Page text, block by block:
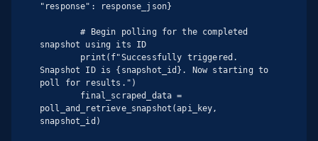
"response": response_json}
        # Begin polling for the completed
snapshot using its ID
Snapshot ID is {snapshot_id}. Now starting to
poll for results.")
poll_and_retrieve_snapshot(api_key,
snapshot_id)